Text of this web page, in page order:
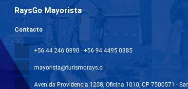
RaysGo Mayorista
Contacto
+56 44 246 0890 - +56 94 4495 0385
mayorista@turismorays.cl
Avenida Providencia 1208, Oficina 1010, CP 7500571 -